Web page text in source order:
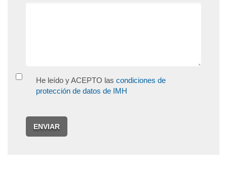
He leído y ACEPTO las condiciones de
protección de datos de IMH
ENVIAR